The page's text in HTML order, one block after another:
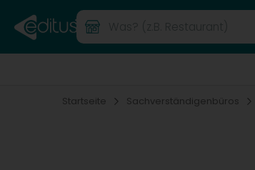
Startseite Sachverständigenbüros